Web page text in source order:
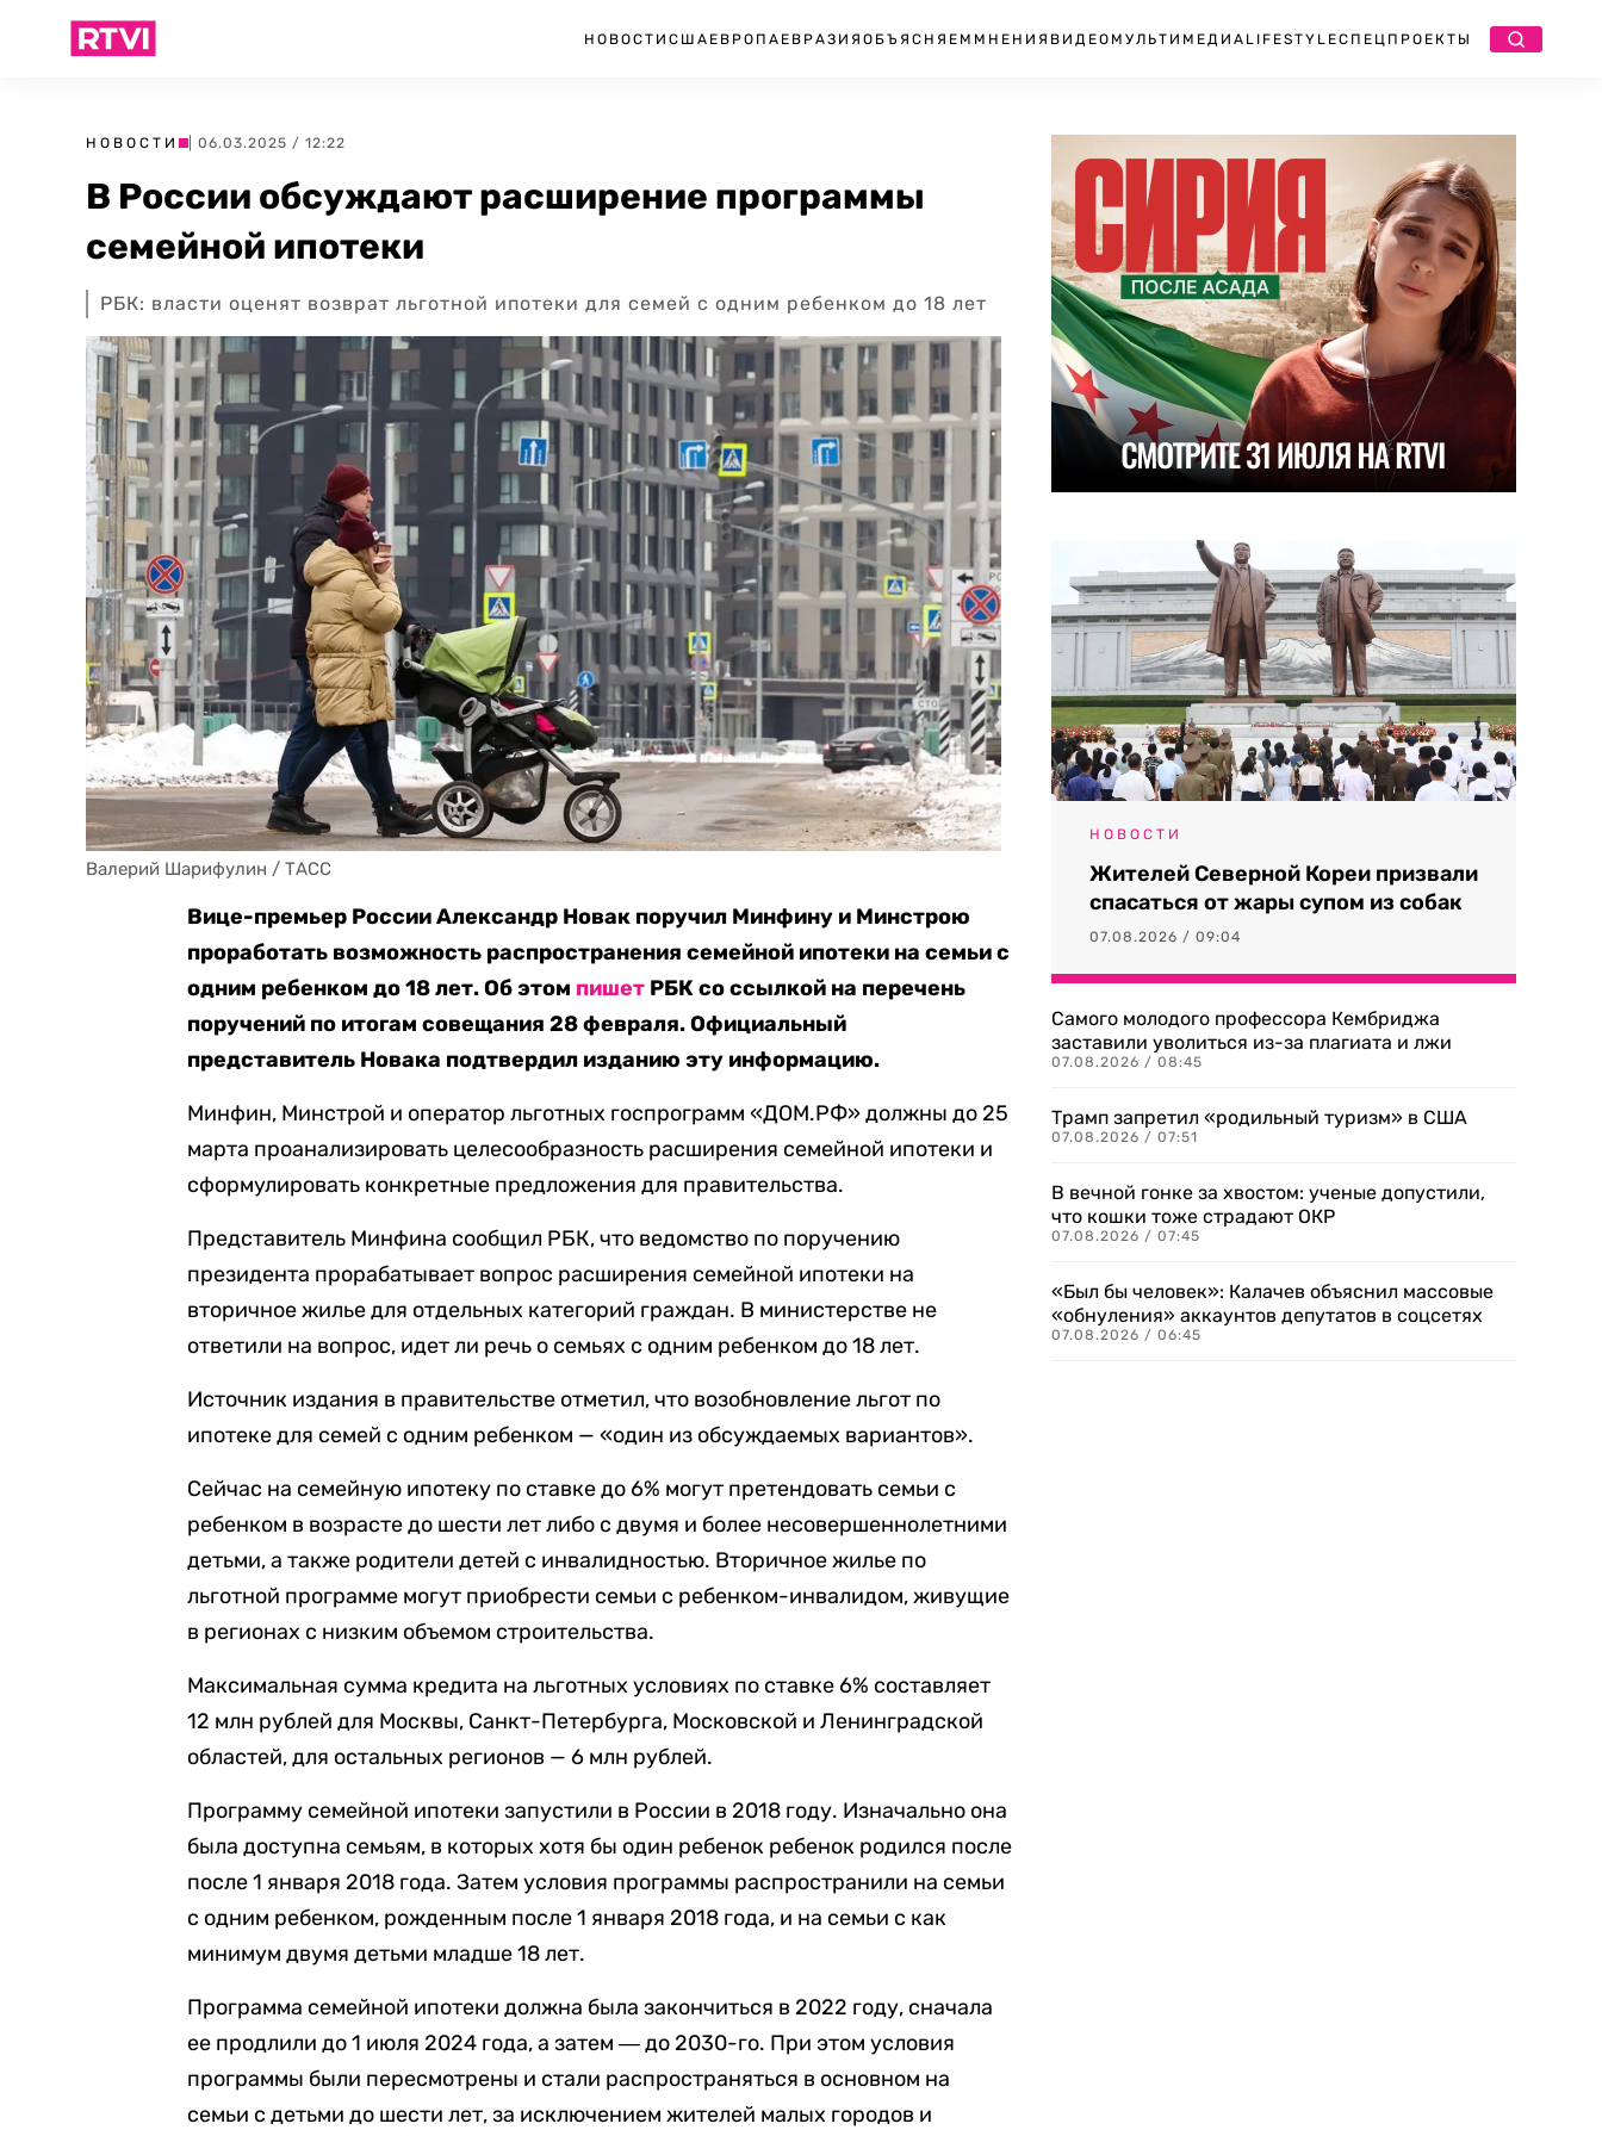
НОВОСТИ США ЕВРОПА ЕВРАЗИЯ ОБЪЯСНЯЕМ МНЕНИЯ ВИДЕО МУЛЬТИМЕДИА LIFESTYLEСПЕЦПРОЕКТЫ
НОВОСТИ | 06.03.2025 / 12:22
В России обсуждают расширение программы
семейной ипотеки
РБК: власти оценят возврат льготной ипотеки для семей с одним ребенком до 18 лет
Валерий Шарифулин / ТАСС
Вице-премьер России Александр Новак поручил Минфину и Минстрою
проработать возможность распространения семейной ипотеки на семьи с
одним ребенком до 18 лет. Об этом пишет РБК со ссылкой на перечень
поручений по итогам совещания 28 февраля. Официальный
представитель Новака подтвердил изданию эту информацию.
Минфин, Минстрой и оператор льготных госпрограмм «ДОМ.РФ» должны до 25
марта проанализировать целесообразность расширения семейной ипотеки и
сформулировать конкретные предложения для правительства.
Представитель Минфина сообщил РБК, что ведомство по поручению
президента прорабатывает вопрос расширения семейной ипотеки на
вторичное жилье для отдельных категорий граждан. В министерстве не
ответили на вопрос, идет ли речь о семьях с одним ребенком до 18 лет.
Источник издания в правительстве отметил, что возобновление льгот по
ипотеке для семей с одним ребенком — «один из обсуждаемых вариантов».
Сейчас на семейную ипотеку по ставке до 6% могут претендовать семьи с
ребенком в возрасте до шести лет либо с двумя и более несовершеннолетними
детьми, а также родители детей с инвалидностью. Вторичное жилье по
льготной программе могут приобрести семьи с ребенком-инвалидом, живущие
в регионах с низким объемом строительства.
Максимальная сумма кредита на льготных условиях по ставке 6% составляет
12 млн рублей для Москвы, Санкт-Петербурга, Московской и Ленинградской
областей, для остальных регионов — 6 млн рублей.
Программу семейной ипотеки запустили в России в 2018 году. Изначально она
была доступна семьям, в которых хотя бы один ребенок ребенок родился после
после 1 января 2018 года. Затем условия программы распространили на семьи
с одним ребенком, рожденным после 1 января 2018 года, и на семьи с как
минимум двумя детьми младше 18 лет.
Программа семейной ипотеки должна была закончиться в 2022 году, сначала
ее продлили до 1 июля 2024 года, а затем ― до 2030-го. При этом условия
программы были пересмотрены и стали распространяться в основном на
семьи с детьми до шести лет, за исключением жителей малых городов и
НОВОСТИ
Жителей Северной Кореи призвали
спасаться от жары супом из собак
07.08.2026 / 09:04
Самого молодого профессора Кембриджа
заставили уволиться из-за плагиата и лжи
07.08.2026 / 08:45
Трамп запретил «родильный туризм» в США
07.08.2026 / 07:51
В вечной гонке за хвостом: ученые допустили,
что кошки тоже страдают ОКР
07.08.2026 / 07:45
«Был бы человек»: Калачев объяснил массовые
«обнуления» аккаунтов депутатов в соцсетях
07.08.2026 / 06:45